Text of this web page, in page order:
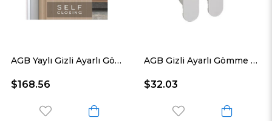
AGB Yaylı Gizli Ayarlı Gömme Kapı Menteşesi ECLIPSE 3.2 HD Self Mat Krom
$168.56
AGB Gizli Ayarlı Gömme Kapı Menteşesi ECLIPSE 3.2 Mat Krom
$32.03